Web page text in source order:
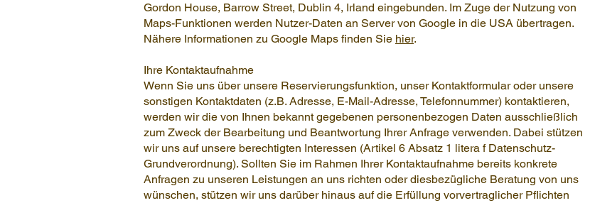
Gordon House, Barrow Street, Dublin 4, Irland eingebunden. Im Zuge der Nutzung von
Maps-Funktionen werden Nutzer-Daten an Server von Google in die USA übertragen.
Nähere Informationen zu Google Maps finden Sie hier.
Ihre Kontaktaufnahme
Wenn Sie uns über unsere Reservierungsfunktion, unser Kontaktformular oder unsere
sonstigen Kontaktdaten (z.B. Adresse, E-Mail-Adresse, Telefonnummer) kontaktieren,
werden wir die von Ihnen bekannt gegebenen personenbezogen Daten ausschließlich
zum Zweck der Bearbeitung und Beantwortung Ihrer Anfrage verwenden. Dabei stützen
wir uns auf unsere berechtigten Interessen (Artikel 6 Absatz 1 litera f Datenschutz-
Grundverordnung). Sollten Sie im Rahmen Ihrer Kontaktaufnahme bereits konkrete
Anfragen zu unseren Leistungen an uns richten oder diesbezügliche Beratung von uns
wünschen, stützen wir uns darüber hinaus auf die Erfüllung vorvertraglicher Pflichten